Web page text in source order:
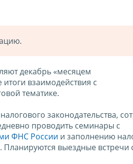
декабрь «месяцем
взаимодействия с
тематике.
законодательства,
проводить семинары с
ФНС России и заполнению
Планируются выездные встречи